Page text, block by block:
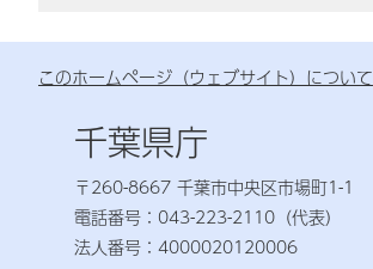
このホームページ（ウェブサイト）について
千葉県庁
〒260-8667 千葉市中央区市場町1-1
電話番号：043-223-2110（代表）
法人番号：4000020120006